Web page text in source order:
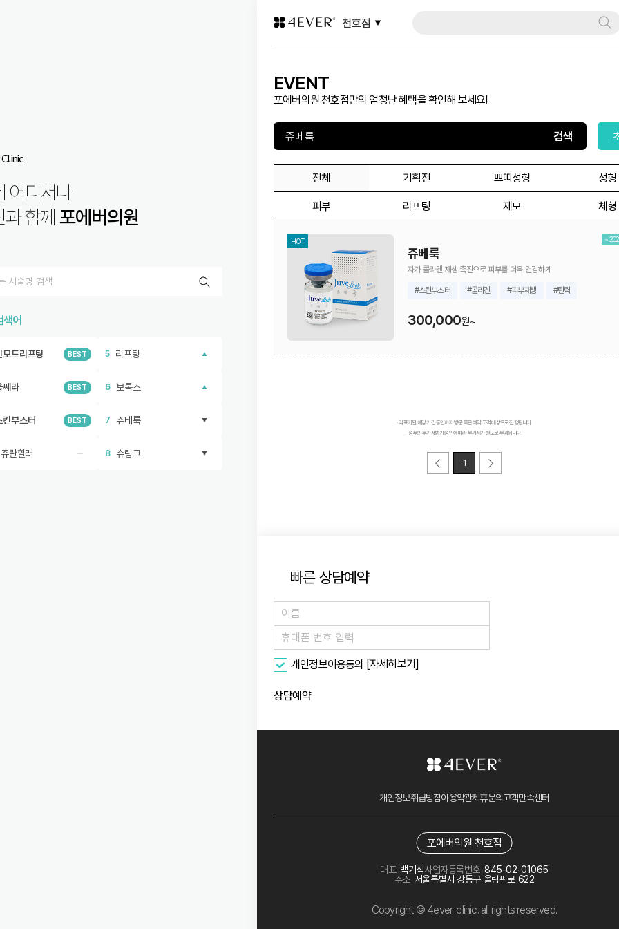
어디서나
과 함께포에버의원
색어
모드리프팅 BEST 5 리프팅
쎄라 BEST 6 보톡스
킨부스터 BEST 7 쥬베룩
란힐러 8 슈링크
천호점
EVENT
포에버의원 천호점만의 엄청난 혜택을 확인해 보세요!
전체 기획전 쁘띠성형 성형
피부 리프팅 제모 체형
HOT
쥬베룩
자가 콜라겐 재생 촉진으로 피부를 더욱 건강하게
~
#스킨부스터 #콜라겐 #피부재생 #탄력
300,000원~
· 각 표기된 해당 기간 동안까지 방문 혹은 예약 고객 대상으로 진행됩니다.
· 정부의 부가세법 개정안에 따라 부가세가 별도로 부과됩니다.
1
빠른 상담예약
개인정보이용동의 [자세히보기]
상담예약
개인정보취급방침이용약관제휴문의고객만족센터
포에버의원 천호점
대표 백기석사업자등록번호 845-02-01065
주소 서울특별시 강동구 올림픽로 622
Copyright © 4ever-clinic. all rights reserved.